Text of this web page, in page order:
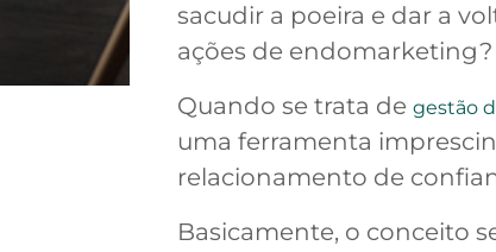
sacudir a poeira e dar a
ações de endomarketing?
Quando se trata degestão
uma ferramenta
relacionamento de
Basicamente, o conceito